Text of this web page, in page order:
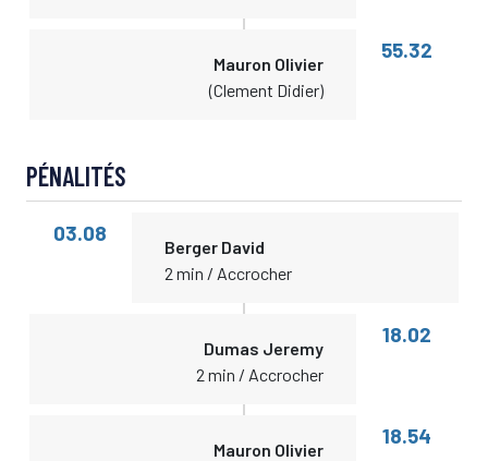
Mauron Olivier
(Clement Didier)
55.32
PÉNALITÉS
03.08
Berger David
2 min / Accrocher
Dumas Jeremy
2 min / Accrocher
18.02
Mauron Olivier
18.54